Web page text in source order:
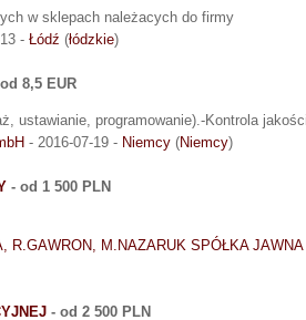
w sklepach należacych do firmy
- Łódź (łódzkie)
8,5 EUR
ustawianie, programowanie).-Kontrola
- 2016-07-19 - Niemcy (Niemcy)
- od 1 500 PLN
R.GAWRON, M.NAZARUK SPÓŁKA JAWNA
- od 2 500 PLN